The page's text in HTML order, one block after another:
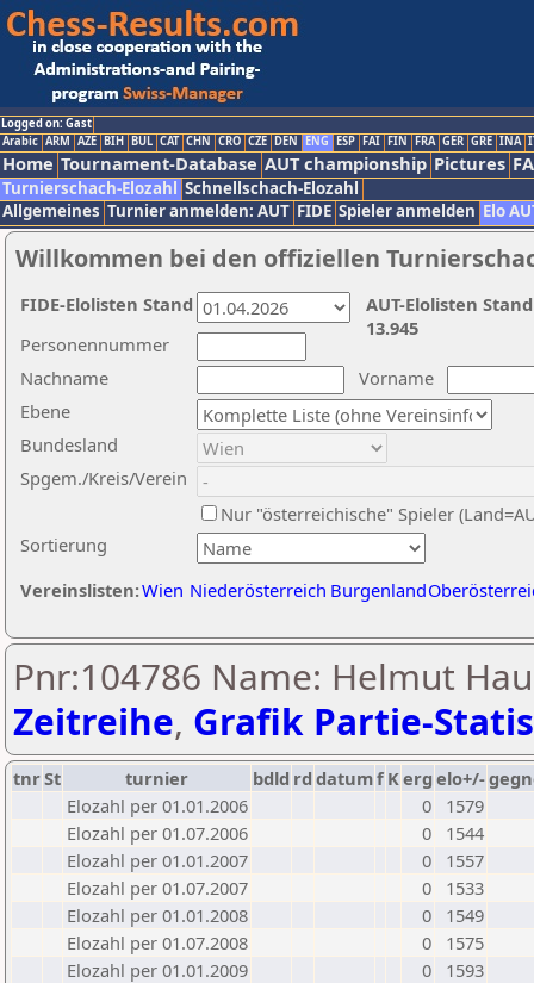
Logged on: Gast
Arabic ARM AZE BIH BUL CAT CHN CRO CZE DEN ENG ESP FAI FIN FRA GER GRE INA
Home Tournament-Database AUT championship Pictures
Turnierschach-Elozahl Schnellschach-Elozahl
Allgemeines Turnier anmelden: AUT FIDE Spieler anmelden Elo
Willkommen bei den offiziellen
Nachname
Vorname
Ebene
Sortierung
Personennummer
Bundesland
Spgem./Kreis/Verein
Nur "österreichische" Spieler
Vereinslisten:Wien Niederösterreich Burgenland
AUT-Elolisten
13.945
FIDE-Elolisten Stand
Pnr:104786 Name: Helmut
Zeitreihe, Grafik Partie-
tnrSt turnier bdld rd datumf Kerg elo+/-
Elozahl per 01.01.2006
0
1579
Elozahl per 01.07.2006
0
1544
Elozahl per 01.01.2007
0
1557
Elozahl per 01.07.2007
0
1533
Elozahl per 01.01.2008
0
1549
Elozahl per 01.07.2008
0
1575
Elozahl per 01.01.2009
0
1593